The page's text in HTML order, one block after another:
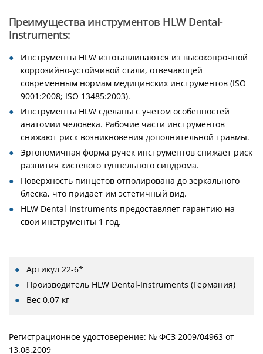
Преимущества инструментов HLW Dental-
Instruments:
Инструменты HLW изготавливаются из высокопрочной
коррозийно-устойчивой стали, отвечающей
современным нормам медицинских инструментов (ISO
9001:2008; ISO 13485:2003).
Инструменты HLW сделаны с учетом особенностей
анатомии человека. Рабочие части инструментов
снижают риск возникновения дополнительной травмы.
Эргономичная форма ручек инструментов снижает риск
развития кистевого туннельного синдрома.
Поверхность пинцетов отполирована до зеркального
блеска, что придает им эстетичный вид.
HLW Dental-Instruments предоставляет гарантию на
свои инструменты 1 год.
Артикул 22-6*
Производитель HLW Dental-Instruments (Германия)
Вес 0.07 кг
Регистрационное удостоверение: № ФСЗ 2009/04963 от
13.08.2009